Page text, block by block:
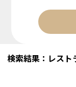
検索結果：レスト